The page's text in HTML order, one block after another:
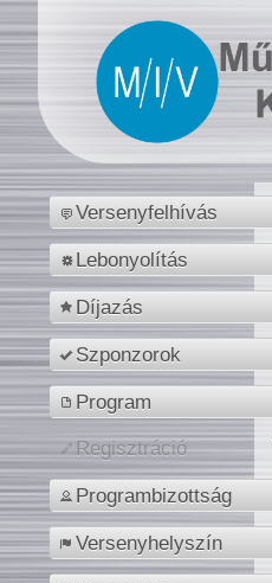
Versenyfelhívás
Lebonyolítás
Díjazás
Szponzorok
Program
Regisztráció
Programbizottság
Versenyhelyszín